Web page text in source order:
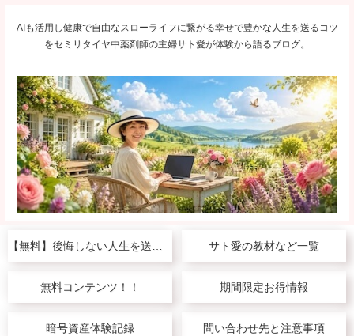
AIも活用し健康で自由なスローライフに繋がる幸せで豊かな人生を送るコツ
をセミリタイヤ中薬剤師の主婦サト愛が体験から語るブログ。
サト愛の教材など一覧
無料コンテンツ！！ 期間限定お得情報
暗号資産体験記録 問い合わせ先と注意事項